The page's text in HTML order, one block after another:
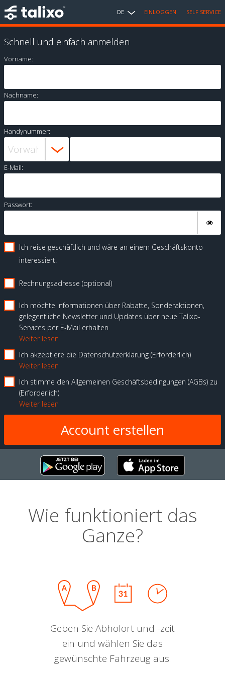
DE EINLOGGEN SELF SERVICE
Schnell und einfach anmelden
Vorname:
Nachname:
Handynummer:
E-Mail:
Passwort:
Ich reise geschäftlich und wäre an einem Geschäftskonto
interessiert.
Rechnungsadresse (optional)
Ich möchte Informationen über Rabatte, Sonderaktionen,
gelegentliche Newsletter und Updates über neue Talixo-
Services per E-Mail erhalten
Weiter lesen
Ich akzeptiere die Datenschutzerklärung Erforderlich
Weiter lesen
Ich stimme den Allgemeinen Geschäftsbedingungen (AGBs) zu
Erforderlich
Weiter lesen
Wie funktioniert das
Ganze?
Geben Sie Abholort und -zeit
ein und wählen Sie das
gewünschte Fahrzeug aus.